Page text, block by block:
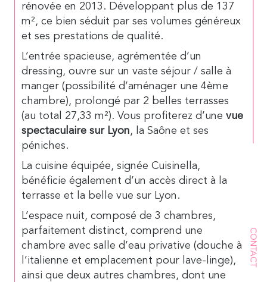
CONTACT
rénovée en 2013. Développant plus de 137
m², ce bien séduit par ses volumes généreux
et ses prestations de qualité.
L’entrée spacieuse, agrémentée d’un
dressing, ouvre sur un vaste séjour / salle à
manger (possibilité d’aménager une 4ème
chambre), prolongé par 2 belles terrasses
(au total 27,33 m²). Vous profiterez d’une vue
spectaculaire sur Lyon, la Saône et ses
péniches.
La cuisine équipée, signée Cuisinella,
bénéficie également d’un accès direct à la
terrasse et la belle vue sur Lyon.
L’espace nuit, composé de 3 chambres,
parfaitement distinct, comprend une
chambre avec salle d’eau privative (douche à
l’italienne et emplacement pour lave-linge),
ainsi que deux autres chambres, dont une